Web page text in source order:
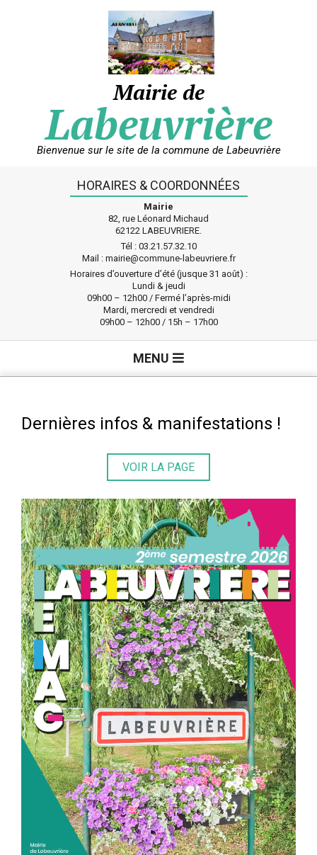
Mairie de
Labeuvrière
Bienvenue sur le site de la commune de Labeuvrière
HORAIRES & COORDONNÉES
Mairie
82, rue Léonard Michaud
62122 LABEUVRIERE.
Tél : 03.21.57.32.10
Mail : mairie@commune-labeuvriere.fr
Horaires d’ouverture d’été (jusque 31 août) :
Lundi & jeudi
09h00 – 12h00 / Fermé l’après-midi
Mardi, mercredi et vendredi
09h00 – 12h00 / 15h – 17h00
MENU
Dernières infos & manifestations !
VOIR LA PAGE